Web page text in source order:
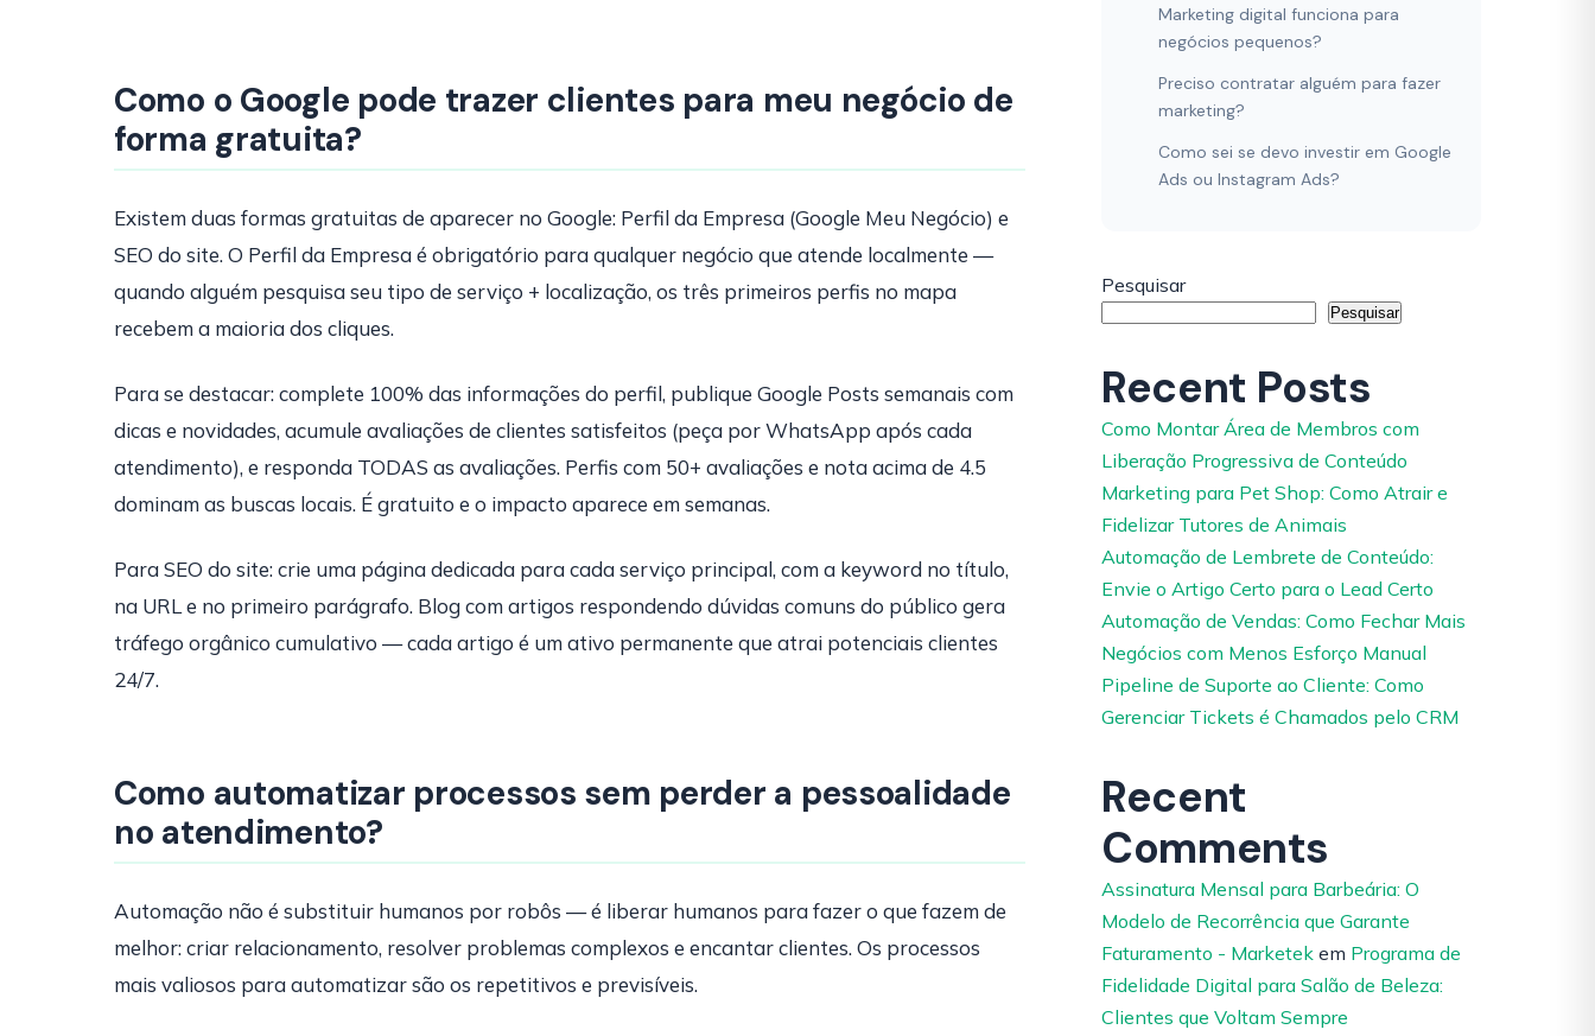
Como o Google pode trazer clientes para meu negócio de
forma gratuita?
Existem duas formas gratuitas de aparecer no Google: Perfil da Empresa (Google Meu Negócio) e
SEO do site. O Perfil da Empresa é obrigatório para qualquer negócio que atende localmente —
quando alguém pesquisa seu tipo de serviço + localização, os três primeiros perfis no mapa
recebem a maioria dos cliques.
Para se destacar: complete 100% das informações do perfil, publique Google Posts semanais com
dicas e novidades, acumule avaliações de clientes satisfeitos (peça por WhatsApp após cada
atendimento), e responda TODAS as avaliações. Perfis com 50+ avaliações e nota acima de 4.5
dominam as buscas locais. É gratuito e o impacto aparece em semanas.
Para SEO do site: crie uma página dedicada para cada serviço principal, com a keyword no título,
na URL e no primeiro parágrafo. Blog com artigos respondendo dúvidas comuns do público gera
tráfego orgânico cumulativo — cada artigo é um ativo permanente que atrai potenciais clientes
24/7.
Como automatizar processos sem perder a pessoalidade
no atendimento?
Automação não é substituir humanos por robôs — é liberar humanos para fazer o que fazem de
melhor: criar relacionamento, resolver problemas complexos e encantar clientes. Os processos
mais valiosos para automatizar são os repetitivos e previsíveis.
Marketing digital funciona para
negócios pequenos?
Preciso contratar alguém para fazer
marketing?
Como sei se devo investir em Google
Ads ou Instagram Ads?
Pesquisar
Pesquisar
Recent Posts
Como Montar Área de Membros com
Liberação Progressiva de Conteúdo
Marketing para Pet Shop: Como Atrair e
Fidelizar Tutores de Animais
Automação de Lembrete de Conteúdo:
Envie o Artigo Certo para o Lead Certo
Automação de Vendas: Como Fechar Mais
Negócios com Menos Esforço Manual
Pipeline de Suporte ao Cliente: Como
Gerenciar Tickets é Chamados pelo CRM
Recent
Comments
Assinatura Mensal para Barbeária: O
Modelo de Recorrência que Garante
Faturamento - Marketek em Programa de
Fidelidade Digital para Salão de Beleza:
Clientes que Voltam Sempre